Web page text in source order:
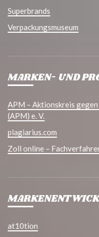
Superbrands
Verpackungsmuseum
MARKEN- UND
APM – Aktionskreis
(APM) e. V.
plagiarius.com
Zoll online –
at10tion